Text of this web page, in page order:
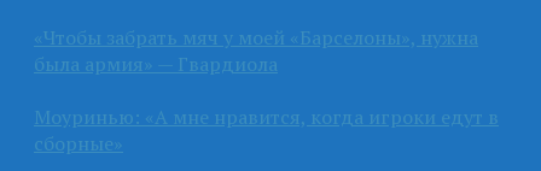
«Чтобы забрать мяч у моей «Барселоны», нужна
была армия» — Гвардиола
Моуринью: «А мне нравится, когда игроки едут в
сборные»